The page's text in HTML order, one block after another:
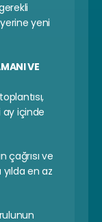
yeni
VE
ay içinde
çağrısı ve
en az